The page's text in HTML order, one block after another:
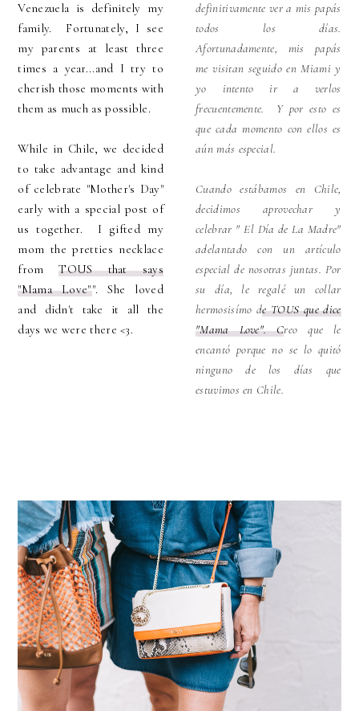
Venezuela is definitely my
family. Fortunately, I see
my parents at least three
times a year...and I try to
cherish those moments with
them as much as possible.
While in Chile, we decided
to take advantage and kind
of celebrate "Mother's Day"
early with a special post of
us together. I gifted my
mom the pretties necklace
fromTOUS that says
"Mama Love"". She loved
and didn't take it all the
days we were there <3.
definitivamente ver a mis papás
todos los días.
Afortunadamente, mis papás
me visitan seguido en Miami y
yo intento ir a verlos
frecuentemente. Y por esto es
que cada momento con ellos es
aún más especial.
Cuando estábamos en Chile,
decidimos aprovechar y
celebrar " El Día de La Madre"
adelantado con un artículo
especial de nosotras juntas. Por
su día, le regalé un collar
hermosisímo de TOUS que dice
"Mama Love". Creo que le
encantó porque no se lo quitó
ninguno de los días que
estuvimos en Chile.